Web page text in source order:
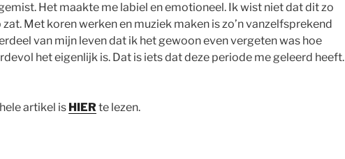
Het maakte me labiel en emotioneel. Ik wist niet dat dit zo
zat. Met koren werken en muziek maken is zo’n vanzelfsprekend
van mijn leven dat ik het gewoon even vergeten was hoe
het eigenlijk is. Dat is iets dat deze periode me geleerd heeft.
artikel is HIERte lezen.